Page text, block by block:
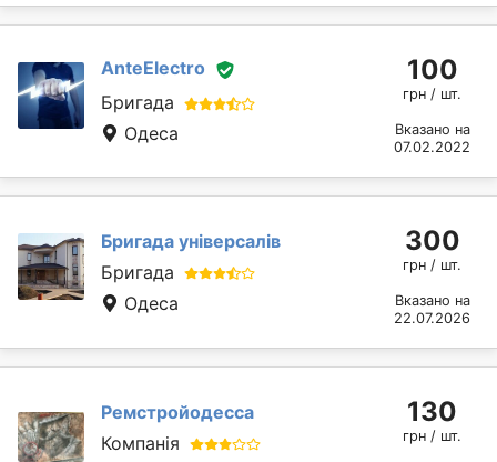
AnteElectro
Бригада
Одеса
100
грн / шт.
Вказано на
07.02.2022
Бригада універсалів
Бригада
Одеса
300
грн / шт.
Вказано на
22.07.2026
Ремстройодесса
Компанія
130
грн / шт.